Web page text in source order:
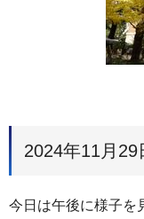
2024年11月
今日は午後に様子を